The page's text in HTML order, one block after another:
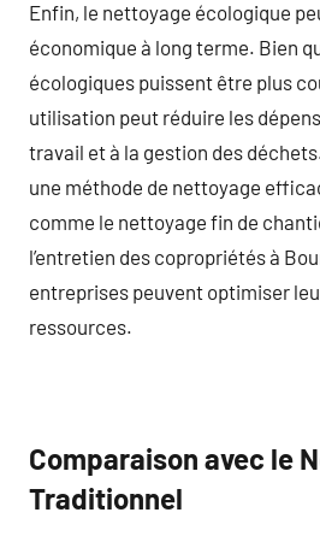
Enfin, le nettoyage écologique
économique à long terme. Bien
écologiques puissent être plus
utilisation peut réduire les
travail et à la gestion des
une méthode de nettoyage
comme le nettoyage fin de
l’entretien des copropriétés à
entreprises peuvent optimiser
ressources.
Comparaison avec le
Traditionnel